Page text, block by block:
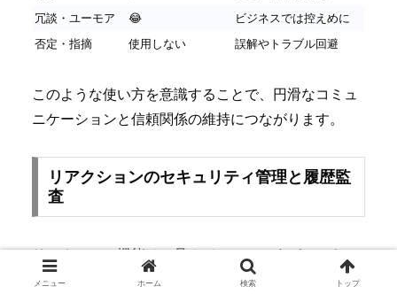
冗談・ユーモア
😂
ビジネスでは控えめに
否定・指摘
使用しない 誤解やトラブル回避
このような使い方を意識することで、円滑なコミュ
ニケーションと信頼関係の維持につながります。
リアクションのセキュリティ管理と履歴監
査
リアクション機能は一見カジュアルですが、セキュ
リティや監査の観点でも重要です。管理者はリアク
メニュー ホーム 検索 トップ